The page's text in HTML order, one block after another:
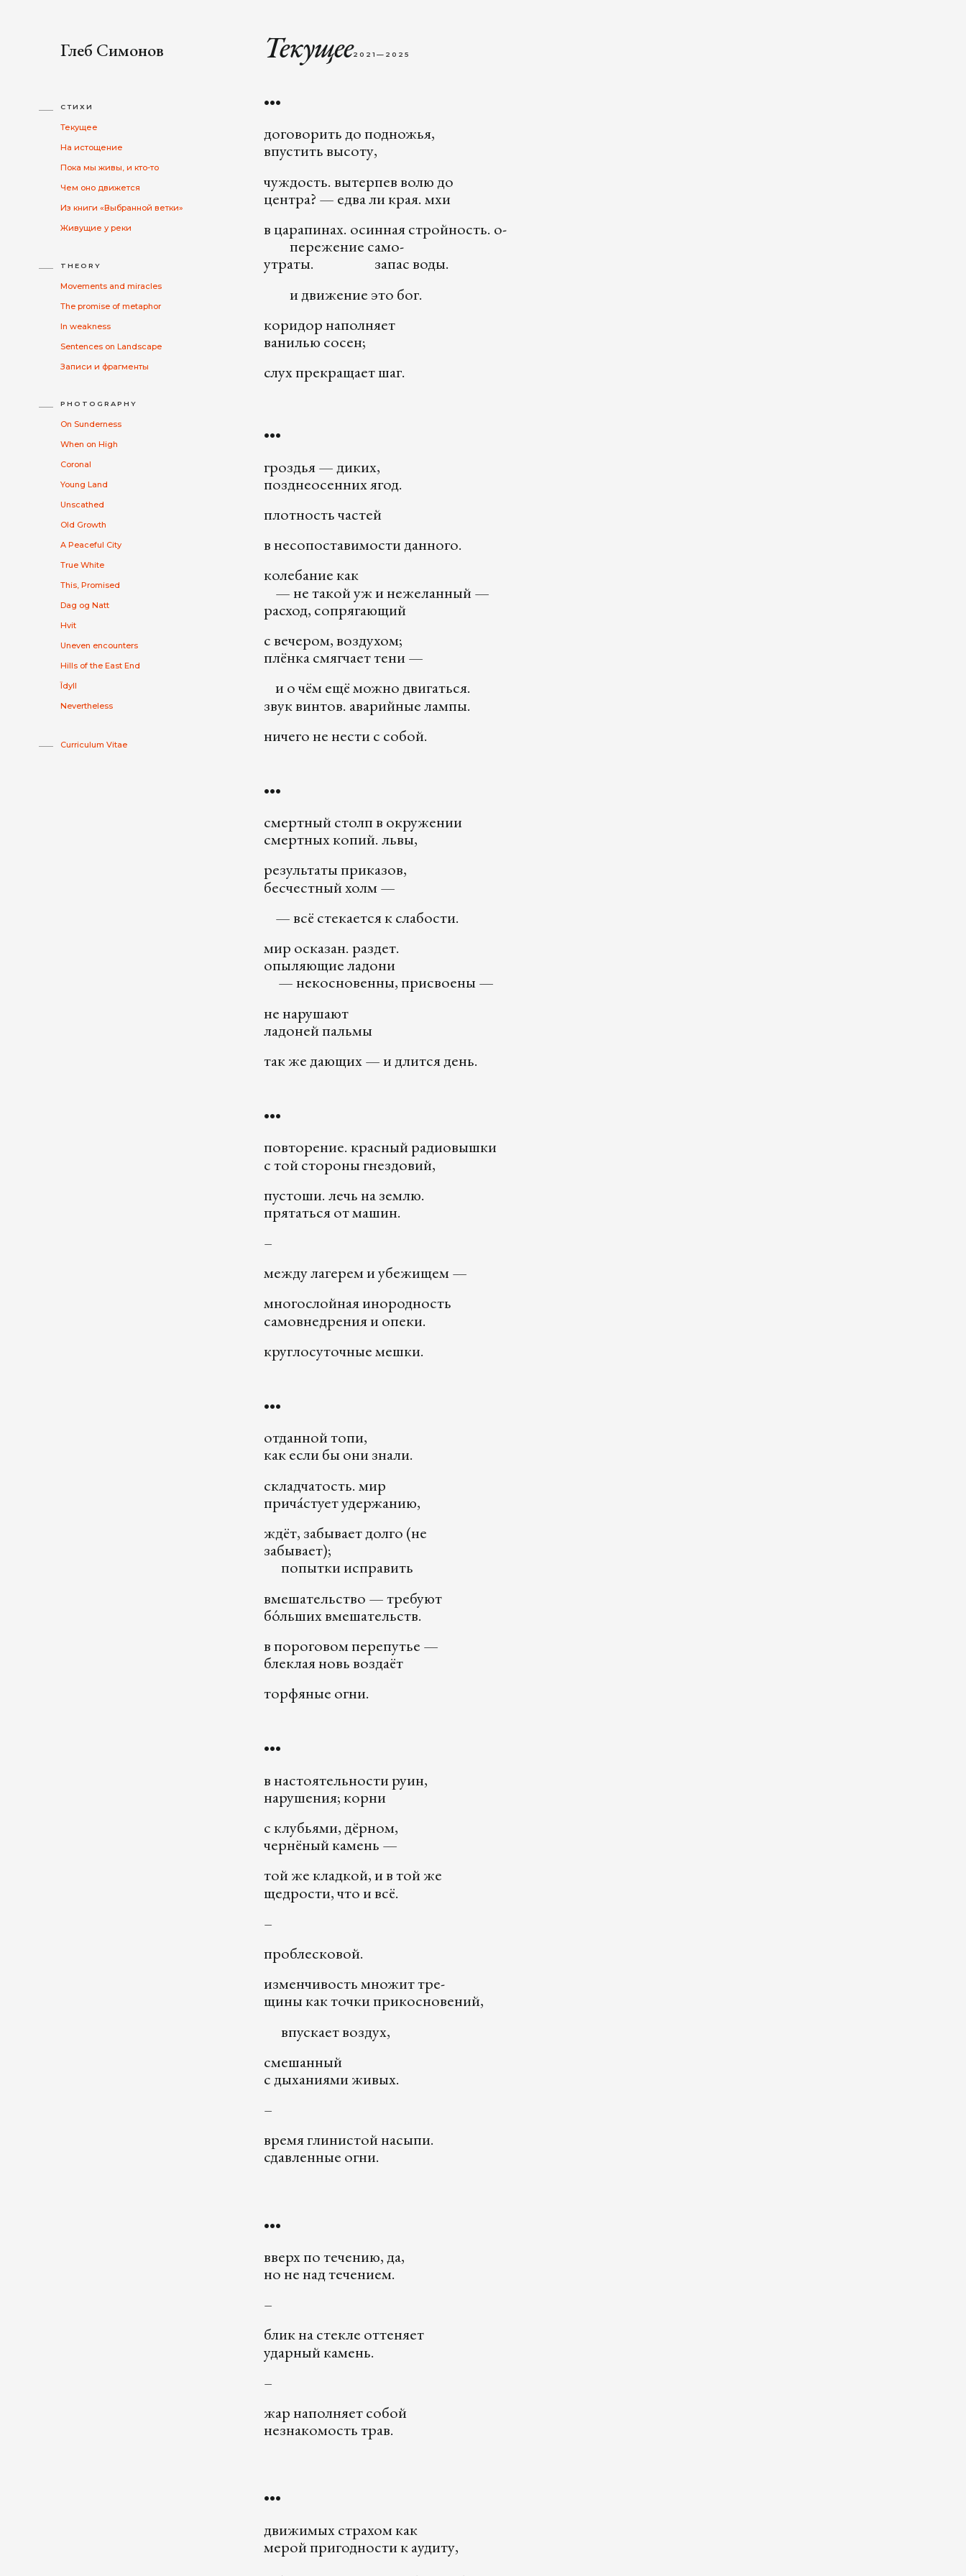
Глеб Симонов
СТИХИ
Текущее
На истощение
Пока мы живы, и кто-то
Чем оно движется
Из книги «Выбранной ветки»
Живущие у реки
THEORY
Movements and miracles
The promise of metaphor
In weakness
Sentences on Landscape
Записи и фрагменты
PHOTOGRAPHY
On Sunderness
When on High
Coronal
Young Land
Unscathed
Old Growth
A Peaceful City
True White
This, Promised
Dag og Natt
Hvit
Uneven encounters
Hills of the East End
Īdyll
Nevertheless
Curriculum Vitae
Текущее2021—2025
•••
договорить до подножья,
впустить высоту,
чуждость. вытерпев волю до
центра? — едва ли края. мхи
в царапинах. осинная стройность. о-
пережение само-
утраты. запас воды.
и движение это бог.
коридор наполняет
ванилью сосен;
слух прекращает шаг.
•••
гроздья — диких,
позднеосенних ягод.
плотность частей
в несопоставимости данного.
колебание как
— не такой уж и нежеланный —
расход, сопрягающий
с вечером, воздухом;
плёнка смягчает тени —
и о чём ещё можно двигаться.
звук винтов. аварийные лампы.
ничего не нести с собой.
•••
смертный столп в окружении
смертных копий. львы,
результаты приказов,
бесчестный холм —
— всё стекается к слабости.
мир осказан. раздет.
опыляющие ладони
— некосновенны, присвоены —
не нарушают
ладоней пальмы
так же дающих — и длится день.
•••
повторение. красный радиовышки
с той стороны гнездовий,
пустоши. лечь на землю.
прятаться от машин.
–
между лагерем и убежищем —
многослойная инородность
самовнедрения и опеки.
круглосуточные мешки.
•••
отданной топи,
как если бы они знали.
складчатость. мир
прича́стует удержанию,
ждёт, забывает долго (не
забывает);
попытки исправить
вмешательство — требуют
бо́льших вмешательств.
в пороговом перепутье —
блеклая новь воздаёт
торфяные огни.
•••
в настоятельности руин,
нарушения; корни
с клубьями, дёрном,
чернёный камень —
той же кладкой, и в той же
щедрости, что и всё.
–
проблесковой.
изменчивость множит тре-
щины как точки прикосновений,
впускает воздух,
смешанный
с дыханиями живых.
–
время глинистой насыпи.
сдавленные огни.
•••
вверх по течению, да,
но не над течением.
–
блик на стекле оттеняет
ударный камень.
–
жар наполняет собой
незнакомость трав.
•••
движимых страхом как
мерой пригодности к аудиту,